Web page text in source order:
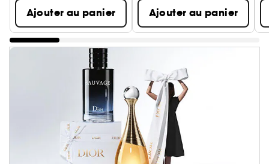
Ajouter au panier Ajouter au panier